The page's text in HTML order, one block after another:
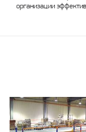
организации